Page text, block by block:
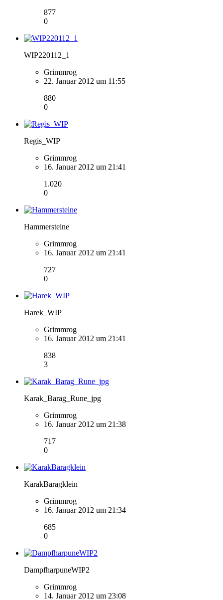
877
0
WIP220112_1
Grimmrog
22. Januar 2012 um 11:55
880
0
Regis_WIP
Grimmrog
16. Januar 2012 um 21:41
1.020
0
Hammersteine
Grimmrog
16. Januar 2012 um 21:41
727
0
Harek_WIP
Grimmrog
16. Januar 2012 um 21:41
838
3
Karak_Barag_Rune_jpg
Grimmrog
16. Januar 2012 um 21:38
717
0
KarakBaragklein
Grimmrog
16. Januar 2012 um 21:34
685
0
DampfharpuneWIP2
Grimmrog
14. Januar 2012 um 23:08